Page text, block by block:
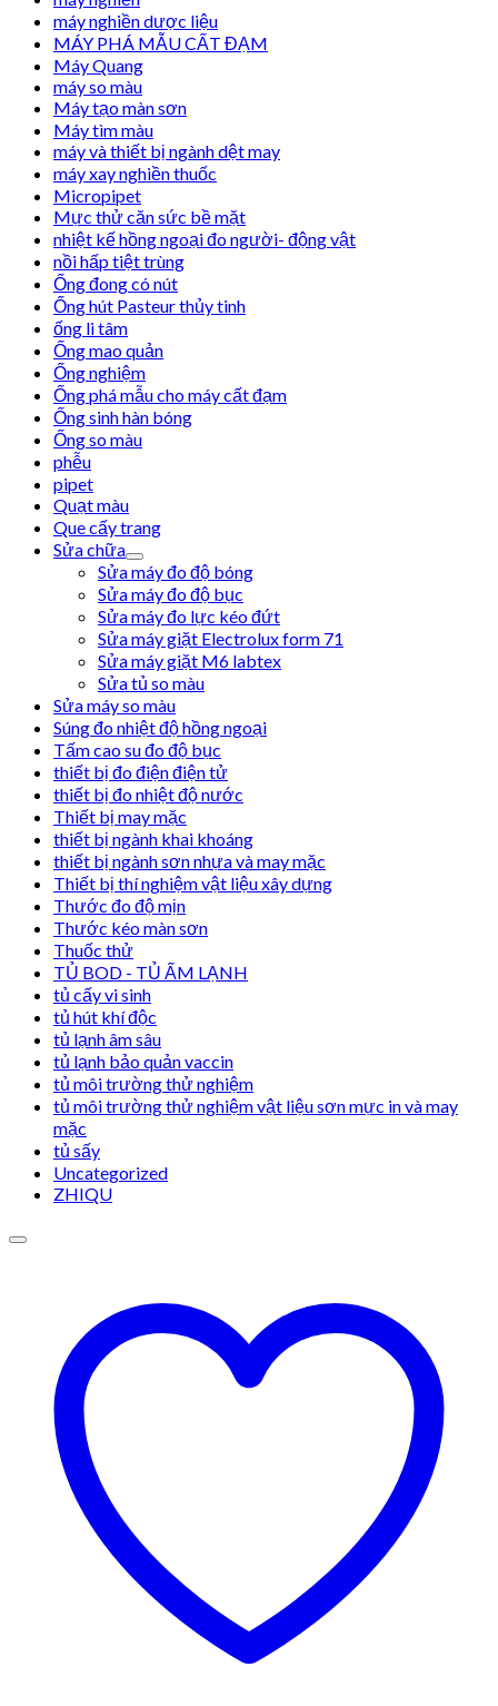
máy nghiền dược liệu
MÁY PHÁ MẪU CẤT ĐẠM
Máy Quang
máy so màu
Máy tạo màn sơn
Máy tìm màu
máy và thiết bị ngành dệt may
máy xay nghiền thuốc
Micropipet
Mực thử căn sức bề mặt
nhiệt kế hồng ngoại đo người- động vật
nồi hấp tiệt trùng
Ống đong có nút
Ống hút Pasteur thủy tinh
ống li tâm
Ống mao quản
Ống nghiệm
Ống phá mẫu cho máy cất đạm
Ống sinh hàn bóng
Ống so màu
phễu
pipet
Quạt màu
Que cấy trang
Sửa chữa
Sửa máy đo độ bóng
Sửa máy đo độ bục
Sửa máy đo lực kéo đứt
Sửa máy giặt Electrolux form 71
Sửa máy giặt M6 labtex
Sửa tủ so màu
Sửa máy so màu
Súng đo nhiệt độ hồng ngoại
Tấm cao su đo độ bục
thiết bị đo điện điện tử
thiết bị đo nhiệt độ nước
Thiết bị may mặc
thiết bị ngành khai khoáng
thiết bị ngành sơn nhựa và may mặc
Thiết bị thí nghiệm vật liệu xây dựng
Thước đo độ mịn
Thước kéo màn sơn
Thuốc thử
TỦ BOD - TỦ ẤM LẠNH
tủ cấy vi sinh
tủ hút khí độc
tủ lạnh âm sâu
tủ lạnh bảo quản vaccin
tủ môi trường thử nghiệm
tủ môi trường thử nghiệm vật liệu sơn mực in và may
mặc
tủ sấy
Uncategorized
ZHIQU